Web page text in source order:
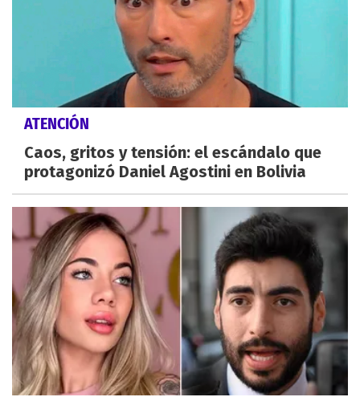
ATENCIÓN
Caos, gritos y tensión: el escándalo que
protagonizó Daniel Agostini en Bolivia